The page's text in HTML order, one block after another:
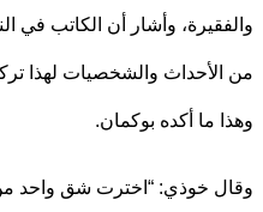
وأشار أن الكاتب في النص
والشخصيات لهذا
ما أكده بوكمان.
خوذي: “اخترت شق واحد من